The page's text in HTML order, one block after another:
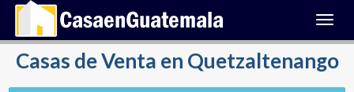
Casas de Venta en Quetzaltenango